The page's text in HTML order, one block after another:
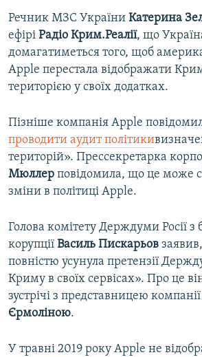
Речник МЗС України Катерина
ефірі Радіо Крим.Реалії, що
домагатиметься того, щоб
Apple перестала відображати
територією у своїх додатках.
Пізніше компанія Apple
проводити аудит політики
територій». Прессекретарка
Мюллер повідомила, що це може
зміни в політиці Apple.
Голова комітету Держдуми Росії з
корупції Василь Пискарьов
повністю усунула претензії
Криму в своїх сервісах». Про це
зустрічі з представницею компанії
Єрмоліною.
У травні 2019 року Apple не